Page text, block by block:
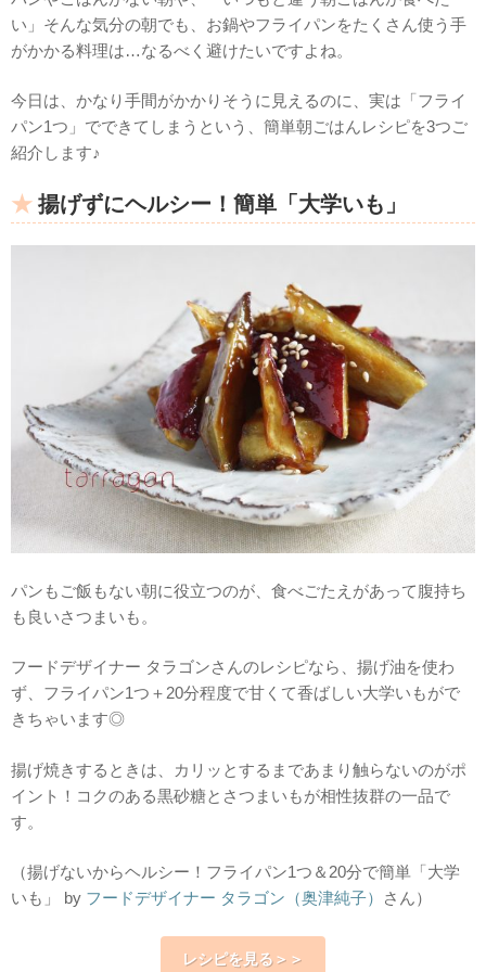
い」そんな気分の朝でも、お鍋やフライパンをたくさん使う手
がかかる料理は…なるべく避けたいですよね。
今日は、かなり手間がかかりそうに見えるのに、実は「フライ
パン1つ」でできてしまうという、簡単朝ごはんレシピを3つご
紹介します♪
揚げずにヘルシー！簡単「大学いも」
パンもご飯もない朝に役立つのが、食べごたえがあって腹持ち
も良いさつまいも。
フードデザイナー タラゴンさんのレシピなら、揚げ油を使わ
ず、フライパン1つ＋20分程度で甘くて香ばしい大学いもがで
きちゃいます◎
揚げ焼きするときは、カリッとするまであまり触らないのがポ
イント！コクのある黒砂糖とさつまいもが相性抜群の一品で
す。
（揚げないからヘルシー！フライパン1つ＆20分で簡単「大学
いも」 by フードデザイナー タラゴン（奥津純子） さん）
レシピを見る＞＞